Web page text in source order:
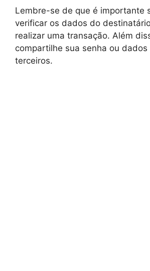
Lembre-se de que é importante
verificar os dados do
realizar uma transação. Além
compartilhe sua senha ou dados
terceiros.